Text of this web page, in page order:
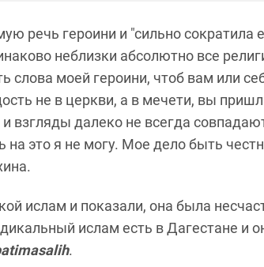
речь героини и "сильно сократила
неблизки абсолютно все
моей героини, чтоб вам или
не в церкви, а в мечети, вы
взгляды далеко не всегда
на это я не могу. Мое дело быть
ислам и показали, она была
ислам есть в Дагестане и
.